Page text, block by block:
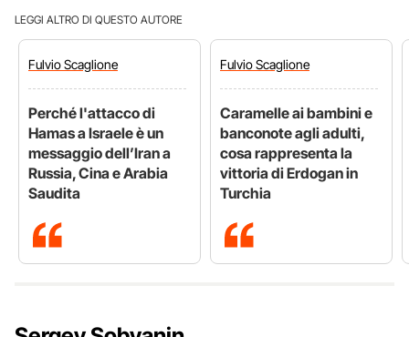
LEGGI ALTRO DI QUESTO AUTORE
FulvioScaglione
Perché l'attacco di
Hamas a Israele è un
messaggio dell’Iran a
Russia, Cina e Arabia
Saudita
FulvioScaglione
Caramelle ai bambini e
banconote agli adulti,
cosa rappresenta la
vittoria di Erdogan in
Turchia